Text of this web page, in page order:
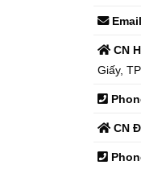
CN
Giấy,
CN